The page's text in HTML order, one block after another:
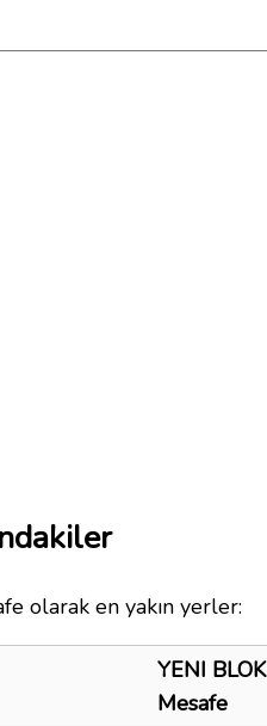
olarak en yakın yerler:
YENI BLOK
Mesafe